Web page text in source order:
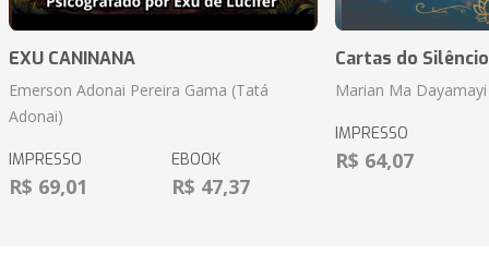
EXU CANINANA
Emerson Adonai Pereira Gama (Tatá
Adonai)
IMPRESSO
R$ 69,01
EBOOK
R$ 47,37
Cartas do Silêncio
Marian Ma Dayamayi
IMPRESSO
R$ 64,07